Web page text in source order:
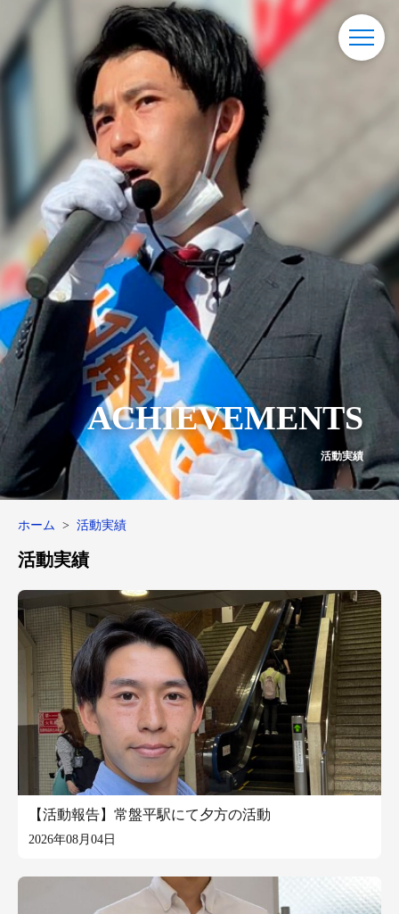
ACHIEVEMENTS
活動実績
ホーム 活動実績
活動実績
【活動報告】常盤平駅にて夕方の活動
2026年08月04日